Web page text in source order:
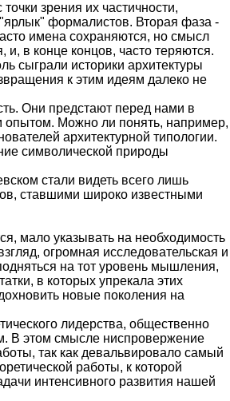
зрения их частичности,
"ярлык" формалистов. Вторая фаза -
имена сохраняются, но смысл
в конце концов, часто теряются.
сыграли историки архитектуры
к этим идеям далеко не
Они предстают перед нами в
опытом. Можно ли понять, например,
архитектурной типологии.
символической природы
стали видеть всего лишь
ставшими широко известными
мало указывать на необходимость
огромная исследовательская и
на тот уровень мышления,
в которых упрекала этих
новые поколения на
лидерства, общественно
В этом смысле ниспровержение
так как девальвировало самый
работы, к которой
интенсивного развития нашей